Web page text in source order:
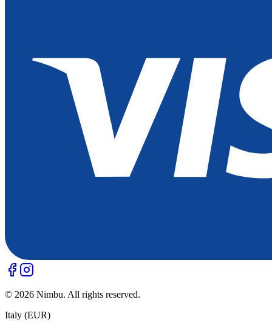
© 2026 Nimbu. All rights reserved.
Italy (EUR)